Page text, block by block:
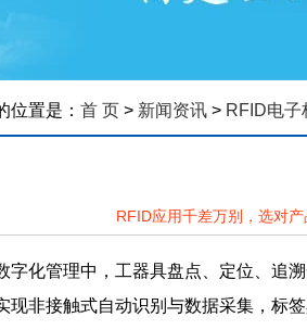
位置是： 首 页 > 新闻资讯 > RFID电子
RFID应用千差万别，选对
字化管理中，工器具盘点、定位、追
现非接触式自动识别与数据采集，标